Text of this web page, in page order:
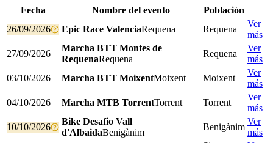
Fecha Nombre del evento
Población
26/09/2026
Epic Race ValenciaRequena Requena
Ver
más
27/09/2026
Marcha BTT Montes de
RequenaRequena
Requena
Ver
más
03/10/2026
Marcha BTT MoixentMoixent Moixent
Ver
más
04/10/2026
Marcha MTB TorrentTorrent Torrent
Ver
más
10/10/2026
Bike Desafio Vall
d'AlbaidaBenigànim
Benigànim
Ver
más